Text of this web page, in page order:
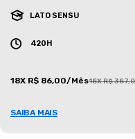
LATO SENSU
420H
18X R$ 86,00/Mês18X R$
SAIBA MAIS